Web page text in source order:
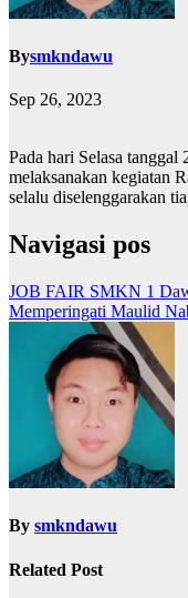
Bysmkndawu
Sep 26, 2023
Pada hari Selasa
melaksanakan kegiatan
selalu diselenggarakan
Navigasi pos
JOB FAIR SMKN 1
Memperingati Maulid
By smkndawu
Related Post